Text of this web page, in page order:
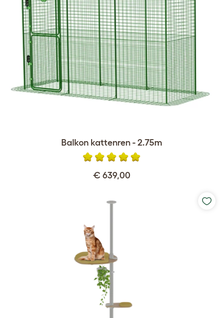
Balkon kattenren - 2.75m
€ 639,00